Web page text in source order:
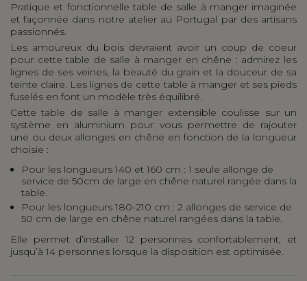
Pratique et fonctionnelle table de salle à manger imaginée
et façonnée dans notre atelier au Portugal par des artisans
passionnés.
Les amoureux du bois devraient avoir un coup de coeur
pour cette table de salle à manger en chêne : admirez les
lignes de ses veines, la beauté du grain et la douceur de sa
teinte claire. Les lignes de cette table à manger et ses pieds
fuselés en font un modèle très équilibré.
Cette table de salle à manger extensible coulisse sur un
système en aluminium pour vous permettre de rajouter
une ou deux allonges en chêne en fonction de la longueur
choisie :
Pour les longueurs 140 et 160 cm : 1 seule allonge de
service de 50cm de large en chêne naturel rangée dans la
table.
Pour les longueurs 180-210 cm : 2 allonges de service de
50 cm de large en chêne naturel rangées dans la table.
Elle permet d’installer 12 personnes confortablement, et
jusqu’à 14 personnes lorsque la disposition est optimisée.